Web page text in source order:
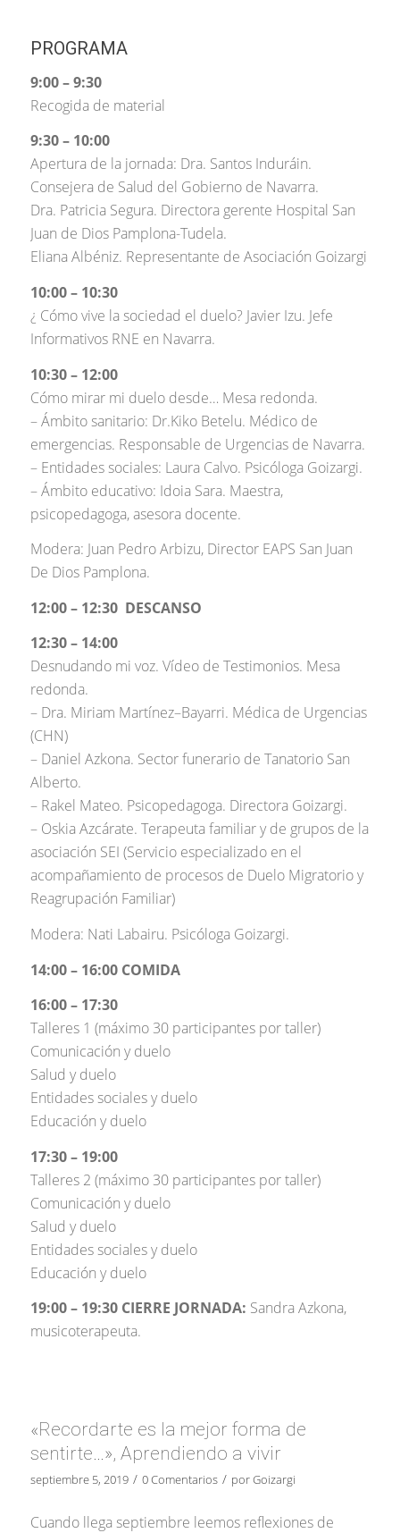
PROGRAMA
9:00 – 9:30
Recogida de material
9:30 – 10:00
Apertura de la jornada: Dra. Santos Induráin.
Consejera de Salud del Gobierno de Navarra.
Dra. Patricia Segura. Directora gerente Hospital San
Juan de Dios Pamplona-Tudela.
Eliana Albéniz. Representante de Asociación Goizargi
10:00 – 10:30
¿ Cómo vive la sociedad el duelo? Javier Izu. Jefe
Informativos RNE en Navarra.
10:30 – 12:00
Cómo mirar mi duelo desde… Mesa redonda.
– Ámbito sanitario: Dr.Kiko Betelu. Médico de
emergencias. Responsable de Urgencias de Navarra.
– Entidades sociales: Laura Calvo. Psicóloga Goizargi.
– Ámbito educativo: Idoia Sara. Maestra,
psicopedagoga, asesora docente.
Modera: Juan Pedro Arbizu, Director EAPS San Juan
De Dios Pamplona.
12:00 – 12:30 DESCANSO
12:30 – 14:00
Desnudando mi voz. Vídeo de Testimonios. Mesa
redonda.
– Dra. Miriam Martínez–Bayarri. Médica de Urgencias
(CHN)
– Daniel Azkona. Sector funerario de Tanatorio San
Alberto.
– Rakel Mateo. Psicopedagoga. Directora Goizargi.
– Oskia Azcárate. Terapeuta familiar y de grupos de la
asociación SEI (Servicio especializado en el
acompañamiento de procesos de Duelo Migratorio y
Reagrupación Familiar)
Modera: Nati Labairu. Psicóloga Goizargi.
14:00 – 16:00 COMIDA
16:00 – 17:30
Talleres 1 (máximo 30 participantes por taller)
Comunicación y duelo
Salud y duelo
Entidades sociales y duelo
Educación y duelo
17:30 – 19:00
Talleres 2 (máximo 30 participantes por taller)
Comunicación y duelo
Salud y duelo
Entidades sociales y duelo
Educación y duelo
19:00 – 19:30 CIERRE JORNADA: Sandra Azkona,
musicoterapeuta.
«Recordarte es la mejor forma de
sentirte…», Aprendiendo a vivir
septiembre 5, 2019 / 0 Comentarios / porGoizargi
Cuando llega septiembre leemos reflexiones de